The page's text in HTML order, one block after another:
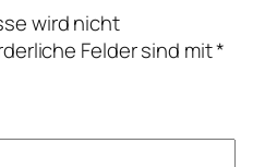
wird nicht
Felder sind mit*